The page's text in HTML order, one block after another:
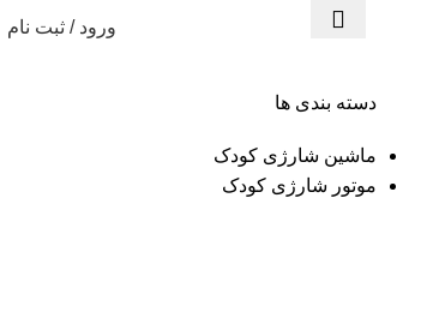
ورود / ثبت نام
دسته بندی ها
ماشین شارژی کودک
موتور شارژی کودک